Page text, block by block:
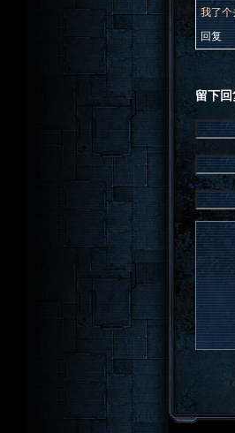
我了个
回复
留下回